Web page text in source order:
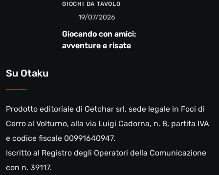
GIOCHI DA TAVOLO
19/07/2026
Giocando con amici:
avventure e risate
Su Otaku
Prodotto editoriale di Getchar srl, sede legale in Foci di
Cerro al Volturno, alla via Luigi Cadorna, n. 8, partita IVA
e codice fiscale 00991640947.
Iscritto al Registro degli Operatori della Comunicazione
con n. 39117.